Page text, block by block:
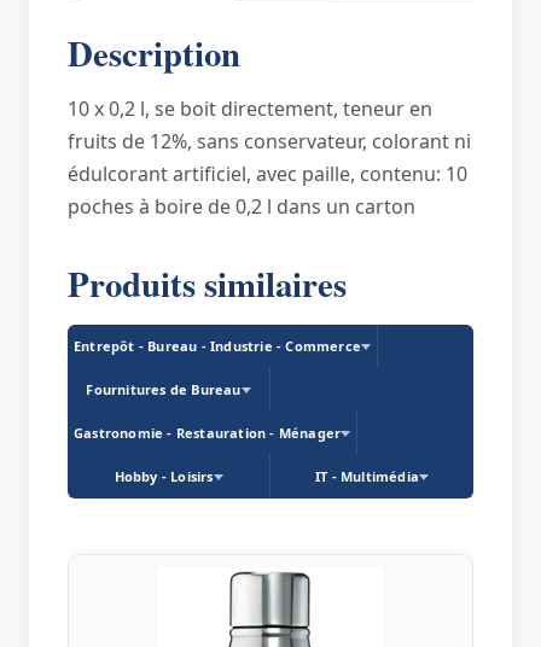
de
MULTIVITAMIN
Description
10 x 0,2 l, se boit directement, teneur en
fruits de 12%, sans conservateur, colorant ni
édulcorant artificiel, avec paille, contenu: 10
poches à boire de 0,2 l dans un carton
Produits similaires
Entrepôt - Bureau - Industrie - Commerce
Fournitures de Bureau
Gastronomie - Restauration - Ménager
Hobby - Loisirs IT - Multimédia